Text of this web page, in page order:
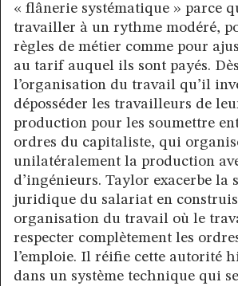
« flânerie systématique » parce
travailler à un rythme modéré,
règles de métier comme pour
au tarif auquel ils sont payés.
l’organisation du travail qu’il
déposséder les travailleurs de
production pour les soumettre
ordres du capitaliste, qui
unilatéralement la production
d’ingénieurs. Taylor exacerbe la
juridique du salariat en
organisation du travail où le
respecter complètement les
l’emploie. Il réifie cette autorité
dans un système technique qui